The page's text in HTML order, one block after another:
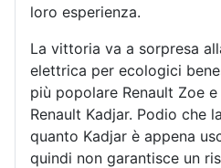
loro esperienza.
La vittoria va a sorpresa
elettrica per ecologici
più popolare Renault Zoe
Renault Kadjar. Podio che
quanto Kadjar è appena
quindi non garantisce un